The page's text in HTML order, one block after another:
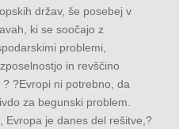
držav, še posebej v
ki se soočajo z
problemi,
in revščino
?Evropi ni potrebno, da
za begunski problem.
Evropa je danes del rešitve,?